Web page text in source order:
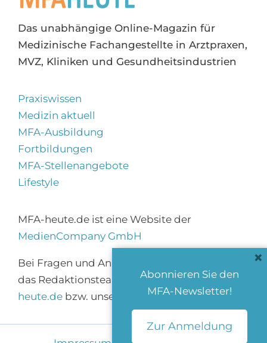
Das unabhängige Online-Magazin für
Medizinische Fachangestellte in Arztpraxen,
MVZ, Kliniken und Gesundheitsindustrien
Praxiswissen
Medizin aktuell
MFA-Ausbildung
Fortbildungen
MFA-Stellenangebote
Lifestyle
MFA-heute.de ist eine Website der
MedienCompany GmbH
Bei Fragen und Anregungen erreichen Sie
das Redaktionsteam überinfo@mfa-
heute.debzw. unser Kontaktformular.
Abonnieren Sie den
MFA-Newsletter!
Zur Anmeldung
×